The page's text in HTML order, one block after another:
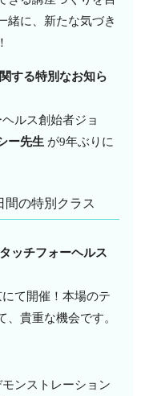
緒に、新たな気づき
する特別なお知ら
ルス創始者ジョ
ー先生 が9年ぶりに
間の特別クラス
ッチフォーヘルス
て開催！本場のテ
、貴重な機会です。
ンストレーション